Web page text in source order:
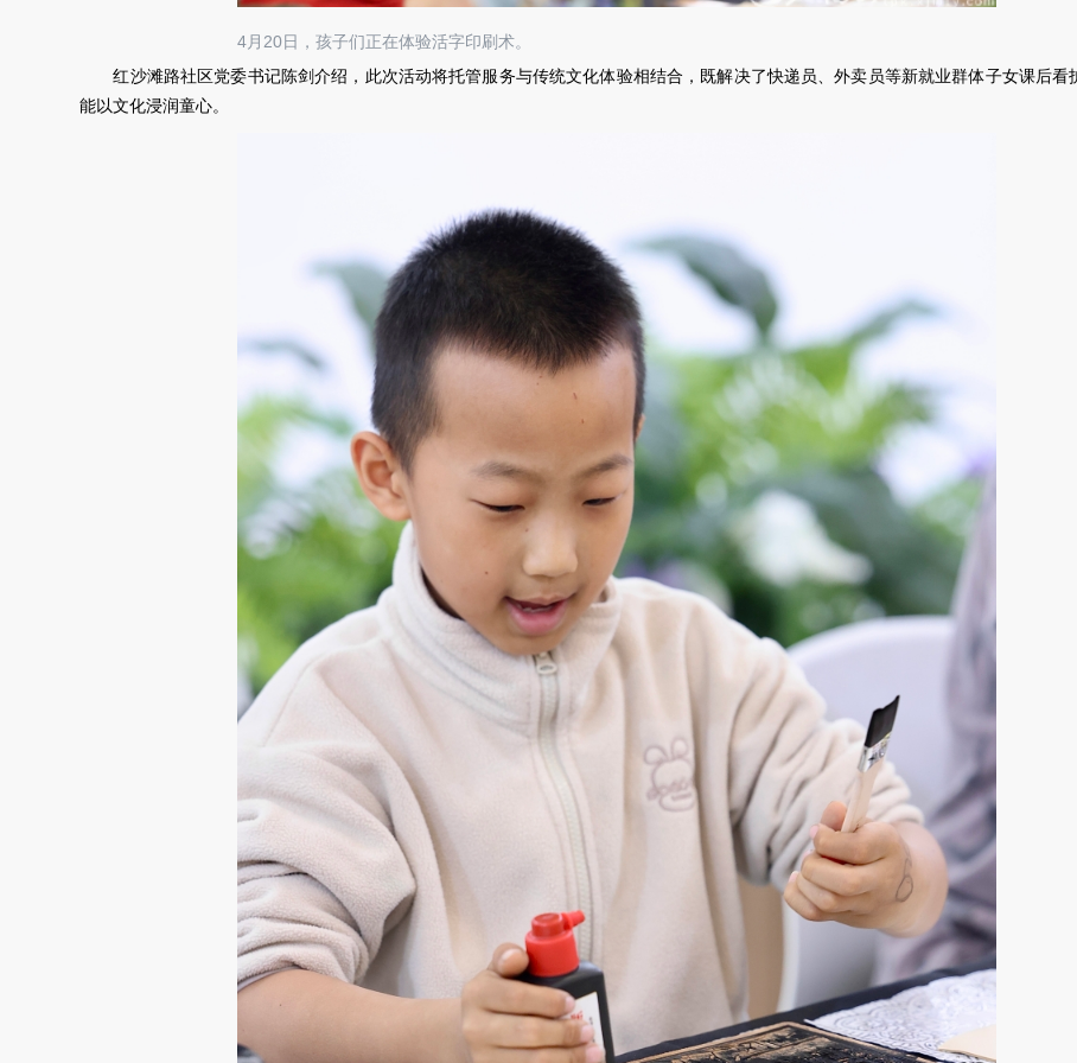
4月20日，孩子们正在体验活字印刷术。
红沙滩路社区党委书记陈剑介绍，此次活动将托管服务与传统文化体验相结合，既解决了快递员、外卖员等新就业群体子女课后看
能以文化浸润童心。